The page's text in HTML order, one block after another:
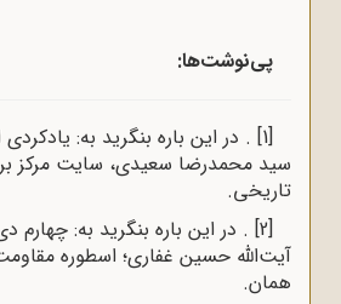
پی‌نوشت‌ها:
[1] . در این باره بنگرید به: یادکردی
سید محمدرضا سعیدی، سایت مرکز
تاریخی.
[2]
. در این باره بنگرید به: چهارم
آیت‌الله حسین غفاری؛ اسطوره
همان.